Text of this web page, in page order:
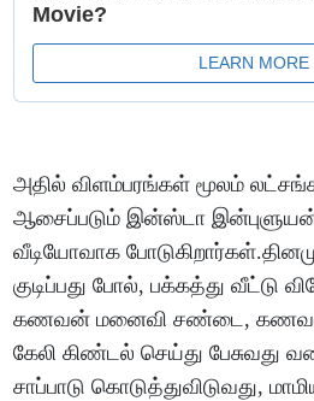
அதில் விளம்பரங்கள் மூலம்
ஆசைப்படும் இன்ஸ்டா
வீடியோவாக
குடிப்பது போல், பக்கத்து வீட்டு
கணவன் மனைவி சண்டை,
கேலி கிண்டல் செய்து பேசுவது
சாப்பாடு கொடுத்துவிடுவது,